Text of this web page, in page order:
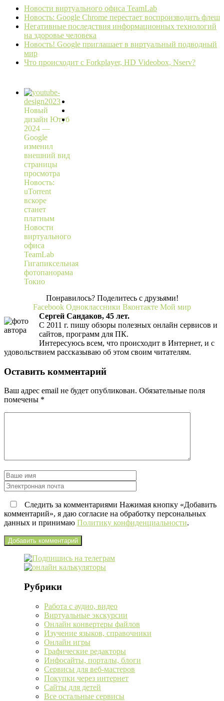
Новости виртуального офиса TeamLab
Новость: Google Chrome перестает воспроизводить флеш
Негативные последствия информационных технологий
на здоровье человека
Новость! Google приглашает в виртуальный подводный
мир
Что происходит с Forkplayer, HD Videobox, Nserv?
Новый
дизайн Ютуб
2024 —
Google
изменил
внешний вид
страницы
просмотра
Новость:
uTorrent
вскоре
станет
платным
Новости
виртуального
офиса
TeamLab
Гигапиксельная
фотопанорама
Токио
Понравилось? Поделитесь с друзьями!
Facebook Одноклассники Вконтакте Мой мир
Сергей Сандаков, 45 лет.
С 2011 г. пишу обзоры полезных онлайн сервисов и
сайтов, программ для ПК.
Интересуюсь всем, что происходит в Интернет, и с
удовольствием рассказываю об этом своим читателям.
Оставить комментарий
Ваш адрес email не будет опубликован. Обязательные поля
помечены *
Следить за комментариями Нажимая кнопку «Добавить
комментарий», я даю согласие на обработку персональных
данных и принимаю Политику конфиденциальности.
Рубрики
Работа с аудио, видео
Виртуальные экскурсии
Онлайн конвертеры файлов
Изучение языков, справочники
Онлайн игры
Графические редакторы
Инфосайты, порталы, блоги
Сервисы для веб-мастеров
Покупки через интернет
Сайты для детей
Все остальные сервисы